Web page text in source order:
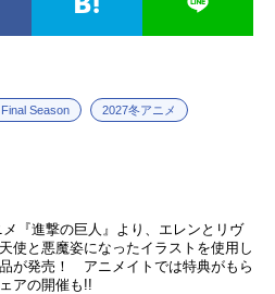
Season 2027冬アニメ
『進撃の巨人』より、エレンとリヴ
使と悪魔姿になったイラストを使用し
が発売！ アニメイトでは特典がもら
アの開催も!!